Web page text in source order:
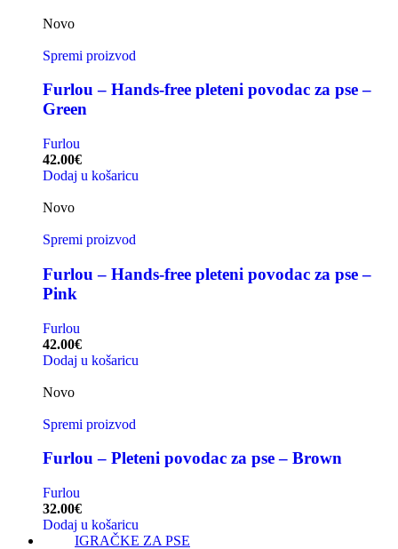
Novo
Spremi proizvod
Furlou – Hands-free pleteni povodac za pse –
Green
Furlou
42.00€
Dodaj u košaricu
Novo
Spremi proizvod
Furlou – Hands-free pleteni povodac za pse –
Pink
Furlou
42.00€
Dodaj u košaricu
Novo
Spremi proizvod
Furlou – Pleteni povodac za pse – Brown
Furlou
32.00€
Dodaj u košaricu
IGRAČKE ZA PSE